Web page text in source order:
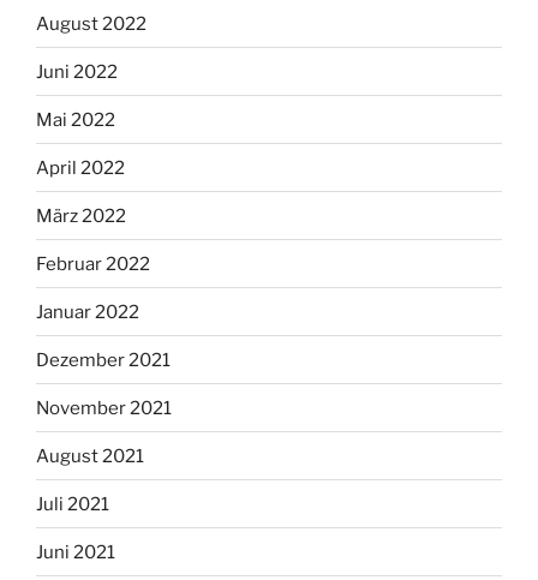
August 2022
Juni 2022
Mai 2022
April 2022
März 2022
Februar 2022
Januar 2022
Dezember 2021
November 2021
August 2021
Juli 2021
Juni 2021